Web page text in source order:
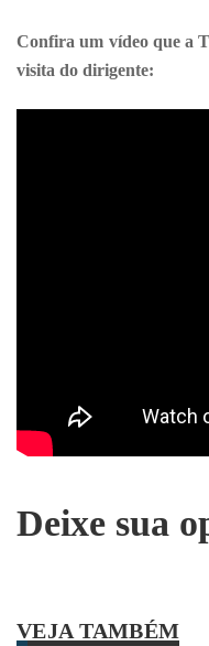
Confira um vídeo que a
visita do dirigente:
Deixe sua
VEJA TAMBÉM